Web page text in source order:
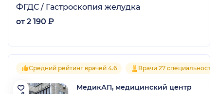
ФГДС / Гастроскопия желудка
от 2 190 ₽
Средний рейтинг врачей 4.6 Врачи 27 специальностей
МедикАП, медицинский центр